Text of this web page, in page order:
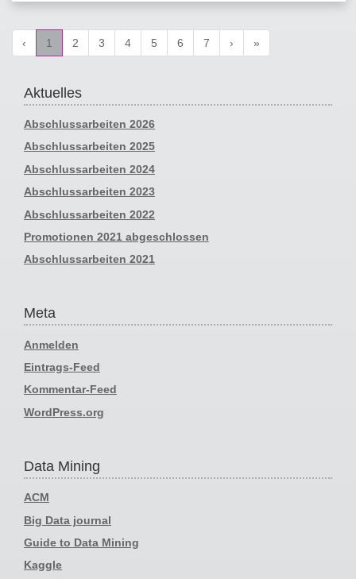
‹ 1 2 3 4 5 6 7 › »
Aktuelles
Abschlussarbeiten 2026
Abschlussarbeiten 2025
Abschlussarbeiten 2024
Abschlussarbeiten 2023
Abschlussarbeiten 2022
Promotionen 2021 abgeschlossen
Abschlussarbeiten 2021
Meta
Anmelden
Eintrags-Feed
Kommentar-Feed
WordPress.org
Data Mining
ACM
Big Data journal
Guide to Data Mining
Kaggle